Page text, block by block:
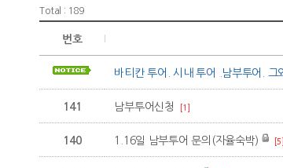
Total : 189
번호
바티칸 투어. 시내 투어 .남부투어. 그
141 남부투어신청 [1]
140 1.16일 남부투어 문의(자율숙박) [5]